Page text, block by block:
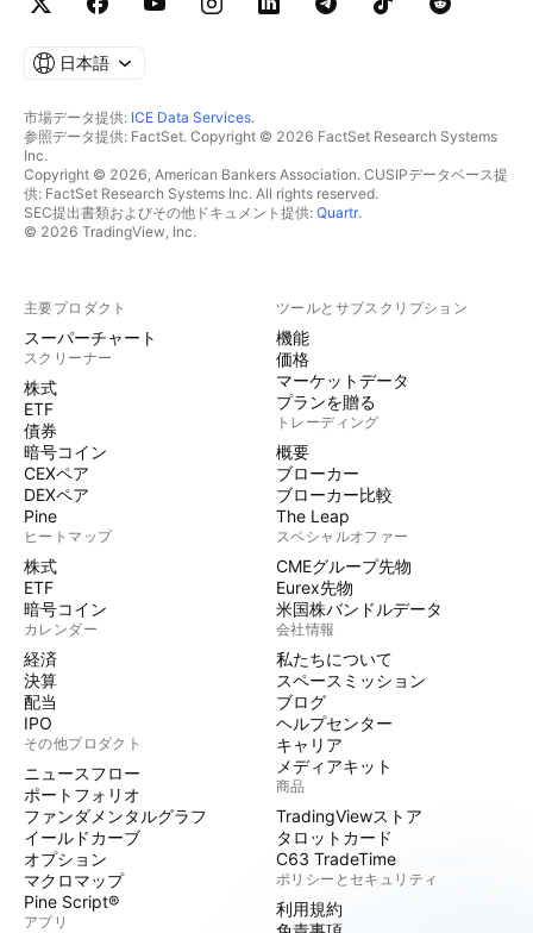
日本語
市場データ提供: ICE Data Services.
参照データ提供: FactSet. Copyright © 2026 FactSet Research Systems
Inc.
Copyright © 2026, American Bankers Association. CUSIPデータベース提
供: FactSet Research Systems Inc. All rights reserved.
SEC提出書類およびその他ドキュメント提供: Quartr.
© 2026 TradingView, Inc.
主要プロダクト
スーパーチャート
スクリーナー
株式
ETF
債券
暗号コイン
CEXペア
DEXペア
Pine
ヒートマップ
株式
ETF
暗号コイン
カレンダー
経済
決算
配当
IPO
その他プロダクト
ニュースフロー
ポートフォリオ
ファンダメンタルグラフ
イールドカーブ
オプション
マクロマップ
Pine Script®
アプリ
ツールとサブスクリプション
機能
価格
マーケットデータ
プランを贈る
トレーディング
概要
ブローカー
ブローカー比較
The Leap
スペシャルオファー
CMEグループ先物
Eurex先物
米国株バンドルデータ
会社情報
私たちについて
スペースミッション
ブログ
ヘルプセンター
キャリア
メディアキット
商品
TradingViewストア
タロットカード
C63 TradeTime
ポリシーとセキュリティ
利用規約